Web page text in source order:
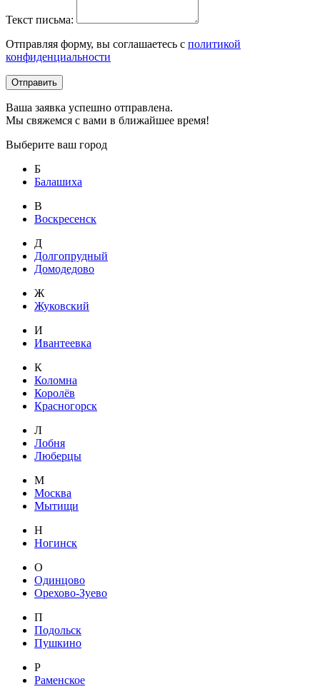
Текст письма:
Отправляя форму, вы соглашаетесь с политикой
конфиденциальности
Отправить
Ваша заявка успешно отправлена.
Мы свяжемся с вами в ближайшее время!
Выберите ваш город
Б
Балашиха
В
Воскресенск
Д
Долгопрудный
Домодедово
Ж
Жуковский
И
Ивантеевка
К
Коломна
Королёв
Красногорск
Л
Лобня
Люберцы
М
Москва
Мытищи
Н
Ногинск
О
Одинцово
Орехово-Зуево
П
Подольск
Пушкино
Р
Раменское